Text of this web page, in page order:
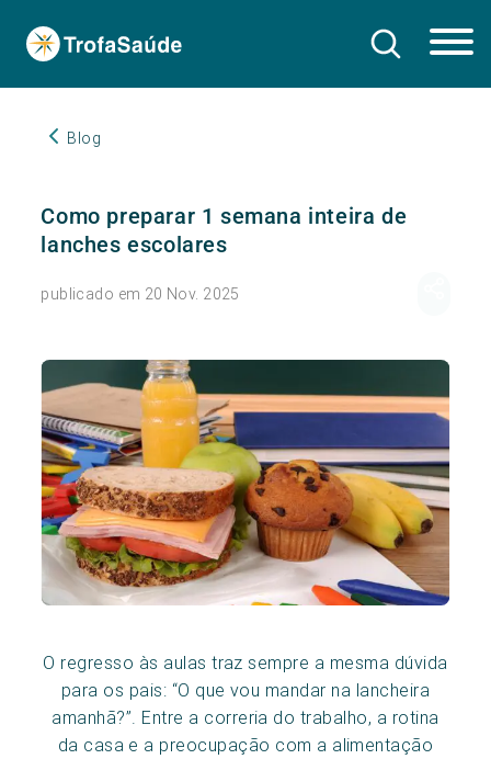
Blog
Como preparar 1 semana inteira de
lanches escolares
publicado em 20 Nov. 2025
O regresso às aulas traz sempre a mesma dúvida
para os pais: “O que vou mandar na lancheira
amanhã?”. Entre a correria do trabalho, a rotina
da casa e a preocupação com a alimentação